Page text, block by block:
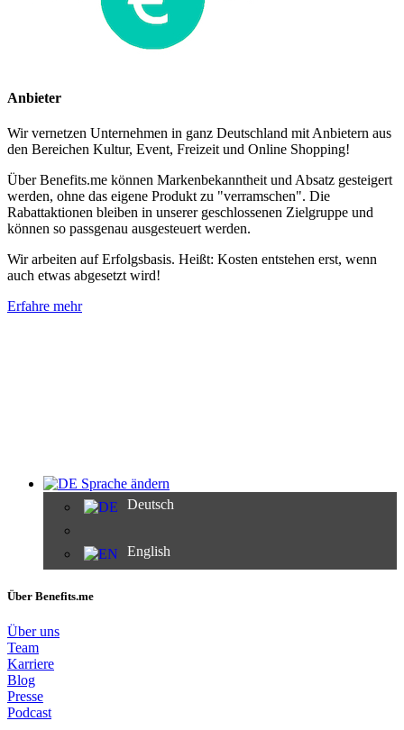
Anbieter
Wir vernetzen Unternehmen in ganz Deutschland mit Anbietern aus
den Bereichen Kultur, Event, Freizeit und Online Shopping!
Über Benefits.me können Markenbekanntheit und Absatz gesteigert
werden, ohne das eigene Produkt zu "verramschen". Die
Rabattaktionen bleiben in unserer geschlossenen Zielgruppe und
können so passgenau ausgesteuert werden.
Wir arbeiten auf Erfolgsbasis. Heißt: Kosten entstehen erst, wenn
auch etwas abgesetzt wird!
Erfahre mehr
Sprache ändern
Deutsch
English
Über Benefits.me
Über uns
Team
Karriere
Blog
Presse
Podcast